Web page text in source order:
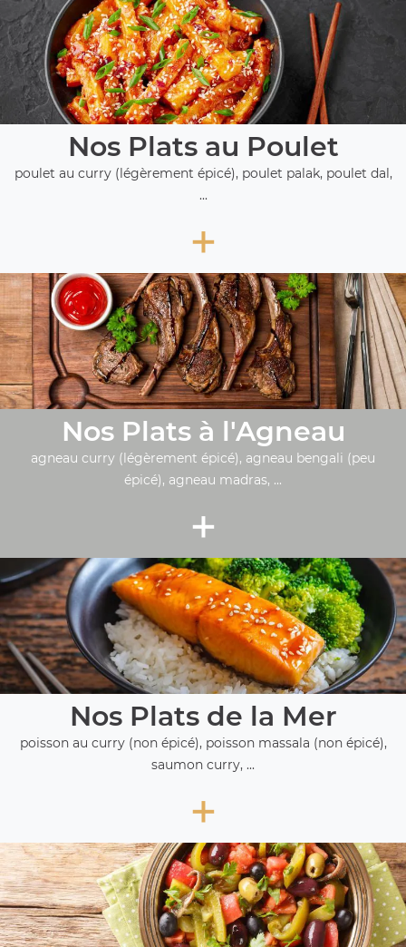
Nos Plats au Poulet
poulet au curry (légèrement épicé), poulet palak, poulet dal,
...
+
Nos Plats à l'Agneau
agneau curry (légèrement épicé), agneau bengali (peu
épicé), agneau madras, ...
+
Nos Plats de la Mer
poisson au curry (non épicé), poisson massala (non épicé),
saumon curry, ...
+